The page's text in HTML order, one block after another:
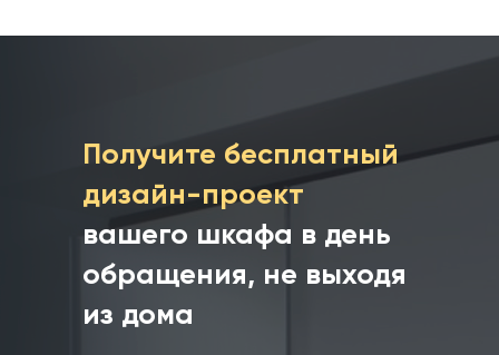
Получите бесплатный
дизайн-проект
вашего шкафа в день
обращения, не выходя
из дома